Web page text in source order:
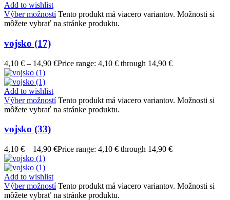
Add to wishlist
Výber možností Tento produkt má viacero variantov. Možnosti si
môžete vybrať na stránke produktu.
vojsko (17)
4,10 € – 14,90 €Price range: 4,10 € through 14,90 €
Add to wishlist
Výber možností Tento produkt má viacero variantov. Možnosti si
môžete vybrať na stránke produktu.
vojsko (33)
4,10 € – 14,90 €Price range: 4,10 € through 14,90 €
Add to wishlist
Výber možností Tento produkt má viacero variantov. Možnosti si
môžete vybrať na stránke produktu.